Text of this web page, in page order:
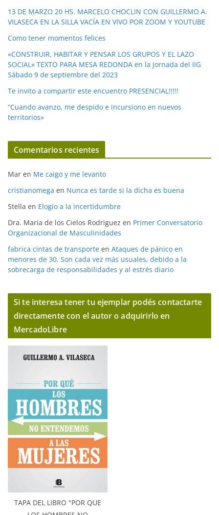
e
o
13 DE MARZO 20 HS. MARCELO CHOCLIN CON GUILLERMO A.
VILASECA EN LA SILLA VACÍA EN VIVO POR ZOOM Y YOUTUBE
Como tener momentos felices
«CONSTRUIR, HABITAR Y PENSAR LOS GRUPOS Y EL LAZO
SOCIAL» TEXTO PARA MESA REDONDA en la Jornada del IIG
Sábado 9 de septiembre del 2023
Te invito a compartir este encuentro PRESENCIAL!!!!!
“Cuando avanzo, me despido e incursiono en nuevos
territorios»
Comentarios recientes
Mar en Me caigo y me levanto
cristianomega en Nunca es tarde si la dicha es buena
Stella en Elogio a la incertidumbre
Dra. Maria de los Cielos Rodriguez en Primer Conversatorio
Organizacional de Masculinidades
fabrica cintas de transporte en Ataques de pánico en
menores de 30. Son cada vez más usuales, debido a la
sobrecarga de responsabilidades y al estrés diario
Si te interesa tener tu ejemplar podés contactarte
directamente con el autor o adquirirlo en
MercadoLibre
TAPA DEL LIBRO "POR QUE